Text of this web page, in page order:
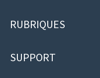
Pied
page
RUBRIQUES
SUPPORT